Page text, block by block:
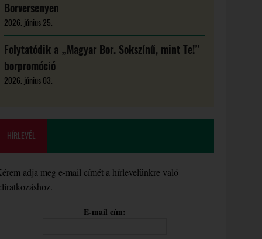
Borversenyen
2026. június 25.
Folytatódik a „Magyar Bor. Sokszínű, mint Te!”
borpromóció
2026. június 03.
HÍRLEVÉL
adja meg e-mail címét a hírlevelünkre való
E-mail cím: